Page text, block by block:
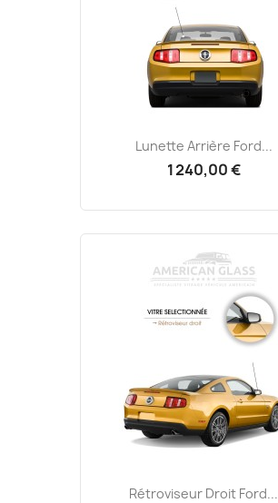
Lunette Arrière Ford...
1 240,00 €
Rétroviseur Droit Ford...